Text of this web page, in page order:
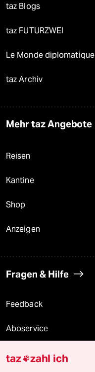
taz Blogs
taz FUTURZWEI
Le Monde diplomatique
taz Archiv
Mehr taz Angebote
Reisen
Kantine
Shop
Anzeigen
Fragen & Hilfe
Feedback
Aboservice
ePaper Login
taz zahl ich